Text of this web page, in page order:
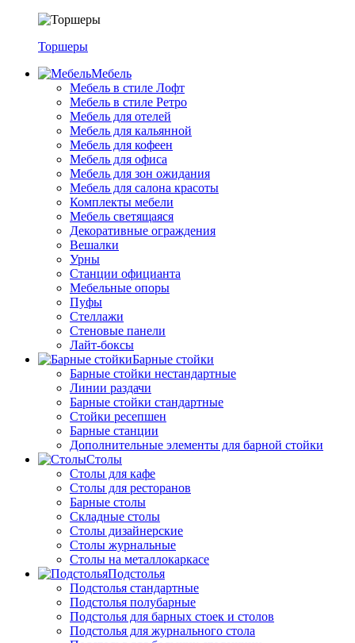
Торшеры
Мебель
Мебель в стиле Лофт
Мебель в стиле Ретро
Мебель для отелей
Мебель для кальянной
Мебель для кофеен
Мебель для офиса
Мебель для зон ожидания
Мебель для салона красоты
Комплекты мебели
Мебель светящаяся
Декоративные ограждения
Вешалки
Урны
Станции официанта
Мебельные опоры
Пуфы
Стеллажи
Стеновые панели
Лайт-боксы
Барные стойки
Барные стойки нестандартные
Линии раздачи
Барные стойки стандартные
Стойки ресепшен
Барные станции
Дополнительные элементы для барной стойки
Столы
Столы для кафе
Столы для ресторанов
Барные столы
Складные столы
Столы дизайнерские
Столы журнальные
Столы на металлокаркасе
Подстолья
Подстолья стандартные
Подстолья полубарные
Подстолья для барных стоек и столов
Подстолья для журнального стола